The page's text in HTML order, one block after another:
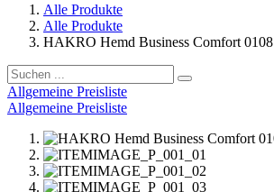
Alle Produkte
Alle Produkte
HAKRO Hemd Business Comfort 0108
Allgemeine Preisliste
Allgemeine Preisliste